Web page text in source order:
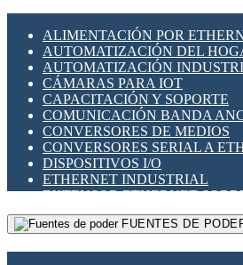
SENSORES FOTOELÉCTRICOS
SENSORES INDUCTIVOS
TEMPORIZADORES
VARIACS
VARIADORES DE
SECCIONADORES -
MAQUINARIA
HERRAMIENTAS VARIAS
ILUMINACIÓN LED
INTERRUPTORES REED
INTERFACES DE RELÉ
OTROS RELÉS
PROTECCIÓN TÉRMICA
RELÉS AUTOMOTRICES
RELÉS DE SEÑAL
RELÉS DE ESTADO SÓLIDO
RELÉS INDUSTRIALES
RELÉS MINIATURA DE
SENSORES MAGNÉTICOS
ALIMENTACIÓN POR
AUTOMATIZACIÓN DEL
AUTOMATIZACIÓN
CÁMARAS PARA IOT
CAPACITACIÓN Y SOPORTE
COMUNICACIÓN BANDA
CONVERSORES DE MEDIOS
CONVERSORES SERIAL A
DISPOSITIVOS I/O
ETHERNET INDUSTRIAL
EXTENSOR ETHERNET
GATEWAY LORAWAN
GESTIÓN DE REDES
FUENTES DE